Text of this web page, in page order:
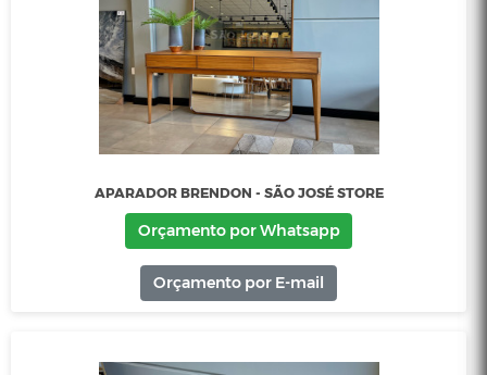
APARADOR BRENDON - SÃO JOSÉ STORE